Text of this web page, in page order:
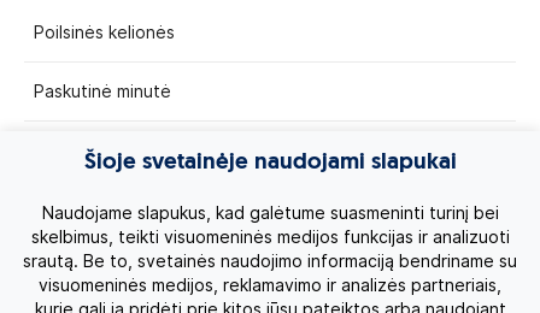
Poilsinės kelionės
Paskutinė minutė
Egzotinės kelionės
Kruizai
Kelionės po Lietuvą
Šioje svetainėje naudojami slapukai
Naudojame slapukus, kad galėtume suasmeninti turinį bei
skelbimus, teikti visuomeninės medijos funkcijas ir analizuoti
srautą. Be to, svetainės naudojimo informaciją bendriname su
visuomeninės medijos, reklamavimo ir analizės partneriais,